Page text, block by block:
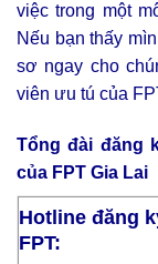
việc trong một
Nếu bạn thấy
sơ ngay cho
viên ưu tú của
Tổng đài đăng
của FPT Gia Lai
Hotline đăng
FPT: